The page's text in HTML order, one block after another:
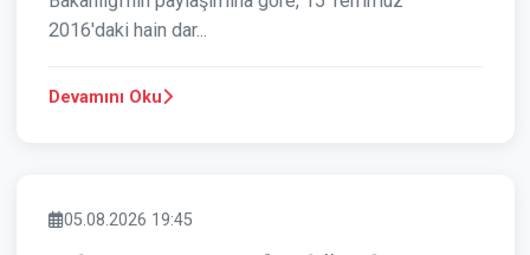
2016'daki hain dar...
Devamını Oku
ASAYIŞ
05.08.2026 19:45